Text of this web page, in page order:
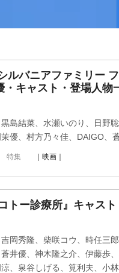
ルバニアファミリー
・キャスト・登場人物
黒島結菜、水瀬いのり、日野
優、村方乃々佳、DAIGO、
特集 ｜映画｜
トー診療所』キャス
吉岡秀隆、柴咲コウ、時任三
井優、神木隆之介、伊藤歩
、泉谷しげる、筧利夫、小